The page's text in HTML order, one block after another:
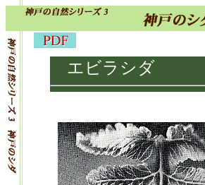
エビラシダ